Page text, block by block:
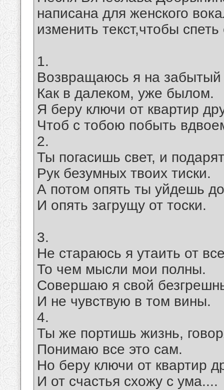
написана для женского
изменить текст,чтобы
1.
Возвращаюсь я на забытый
Как в далеком, уже былом.
Я беру ключи от квартир
Чтоб с тобою побыть
2.
Ты погасишь свет, и
Рук безумных твоих тиски.
А потом опять ты уйдешь
И опять загрущу от тоски.
3.
Не стараюсь я утаить от
То чем мысли мои полны.
Совершаю я свой
И не чувствую в том вины.
4.
Ты же портишь жизнь,
Понимаю все это сам.
Но беру ключи от квартир
И от счастья схожу с ума....